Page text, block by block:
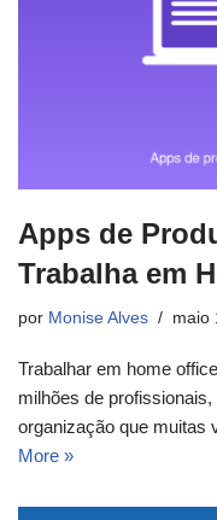
Apps de
Trabalha em
por Monise Alves maio
Trabalhar em home
milhões de
organização que
More »